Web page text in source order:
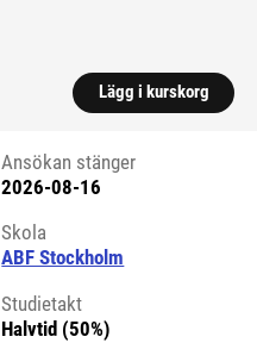
Lägg i kurskorg
Ansökan stänger
2026-08-16
Skola
ABF Stockholm
Studietakt
Halvtid (50%)